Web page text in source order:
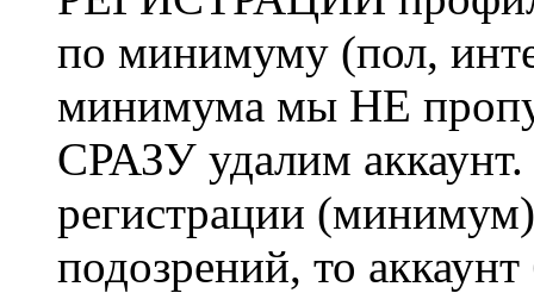
по минимуму (пол,
минимума мы НЕ
СРАЗУ удалим
регистрации
подозрений, то